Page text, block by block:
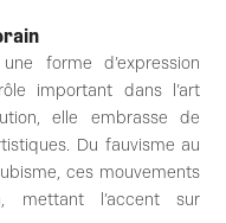
forme d’expression
important dans l’art
elle embrasse de
Du fauvisme au
ces mouvements
mettant l’accent sur